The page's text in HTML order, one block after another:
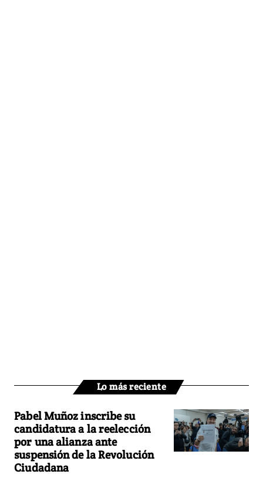
Lo más reciente
Pabel Muñoz inscribe su
candidatura a la reelección
por una alianza ante
suspensión de la Revolución
Ciudadana